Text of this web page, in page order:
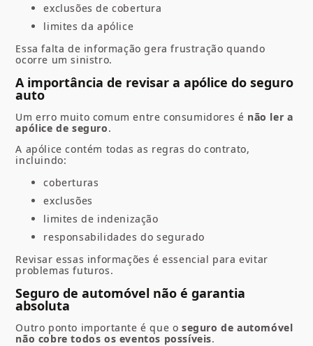
exclusões de cobertura
limites da apólice
Essa falta de informação gera frustração quando
ocorre um sinistro.
A importância de revisar a apólice do seguro
auto
Um erro muito comum entre consumidores é não ler a
apólice de seguro.
A apólice contém todas as regras do contrato,
incluindo:
coberturas
exclusões
limites de indenização
responsabilidades do segurado
Revisar essas informações é essencial para evitar
problemas futuros.
Seguro de automóvel não é garantia
absoluta
Outro ponto importante é que oseguro de automóvel
não cobre todos os eventos possíveis.